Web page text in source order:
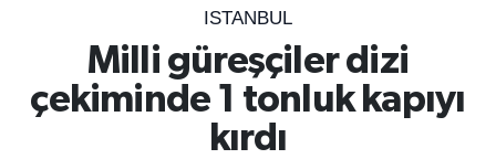
ISTANBUL
Milli güreşçiler dizi
çekiminde 1 tonluk kapıyı
kırdı
ÇEVRE